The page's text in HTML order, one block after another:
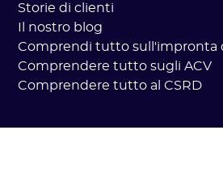
Storie di clienti
Il nostro blog
Comprendi tutto sull'impronta
Comprendere tutto sugli ACV
Comprendere tutto al CSRD